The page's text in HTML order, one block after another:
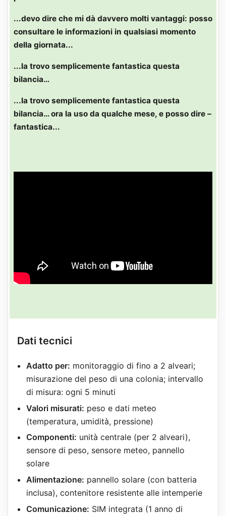
...devo dire che mi dà davvero molti vantaggi: posso
consultare le informazioni in qualsiasi momento
della giornata...
...la trovo semplicemente fantastica questa
bilancia…
...la trovo semplicemente fantastica questa
bilancia… ora la uso da qualche mese, e posso dire –
fantastica...
Dati tecnici
Adatto per: monitoraggio di fino a 2 alveari;
misurazione del peso di una colonia; intervallo
di misura: ogni 5 minuti
Valori misurati: peso e dati meteo
(temperatura, umidità, pressione)
Componenti: unità centrale (per 2 alveari),
sensore di peso, sensore meteo, pannello
solare
Alimentazione: pannello solare (con batteria
inclusa), contenitore resistente alle intemperie
Comunicazione: SIM integrata (1 anno di